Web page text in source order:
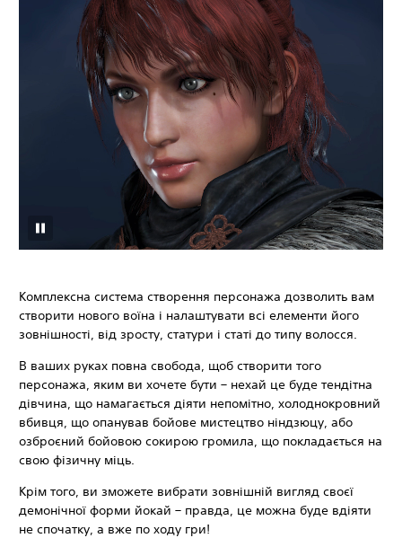
Комплексна система створення персонажа дозволить вам
створити нового воїна і налаштувати всі елементи його
зовнішності, від зросту, статури і статі до типу волосся.
В ваших руках повна свобода, щоб створити того
персонажа, яким ви хочете бути – нехай це буде тендітна
дівчина, що намагається діяти непомітно, холоднокровний
вбивця, що опанував бойове мистецтво ніндзюцу, або
озброєний бойовою сокирою громила, що покладається на
свою фізичну міць.
Крім того, ви зможете вибрати зовнішній вигляд своєї
демонічної форми йокай – правда, це можна буде вдіяти
не спочатку, а вже по ходу гри!